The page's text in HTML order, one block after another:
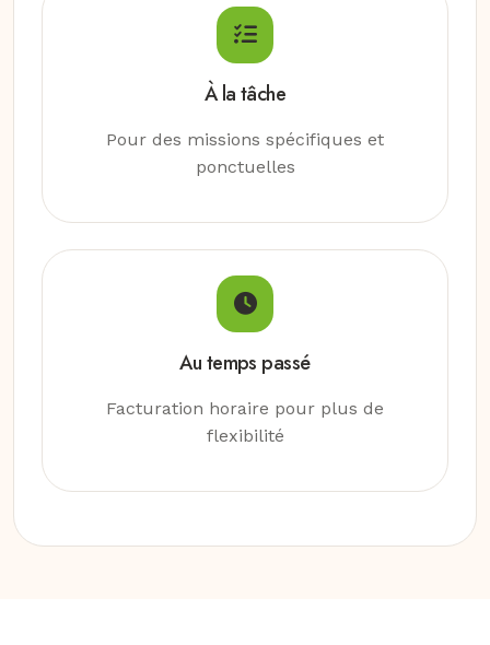
À la tâche
Pour des missions spécifiques et
ponctuelles
Au temps passé
Facturation horaire pour plus de
flexibilité